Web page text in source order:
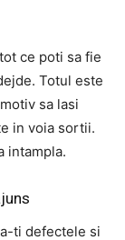
ce poti sa fie
Totul este
sa lasi
in voia sortii.
intampla.
ti defectele si